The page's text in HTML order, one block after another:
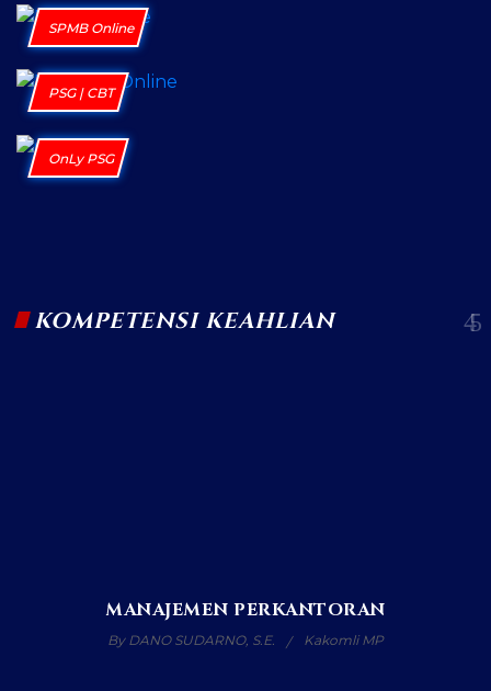
SPMB Online
PSG | CBT
OnLy PSG
KOMPETENSI KEAHLIAN
MANAJEMEN PERKANTORAN
By DANO SUDARNO, S.E. Kakomli MP